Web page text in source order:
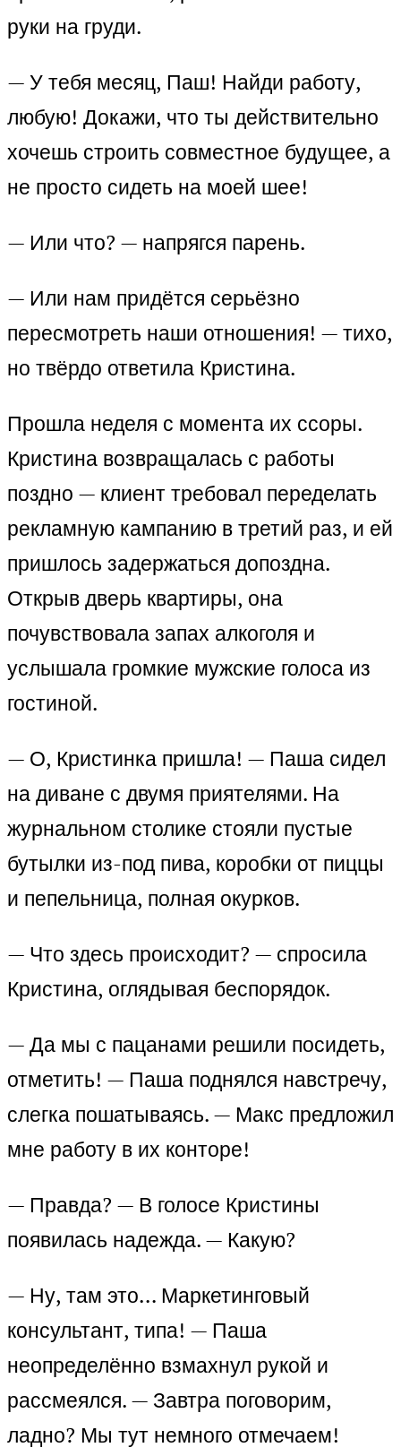
руки на груди.
— У тебя месяц, Паш! Найди работу,
любую! Докажи, что ты действительно
хочешь строить совместное будущее, а
не просто сидеть на моей шее!
— Или что? — напрягся парень.
— Или нам придётся серьёзно
пересмотреть наши отношения! — тихо,
но твёрдо ответила Кристина.
Прошла неделя с момента их ссоры.
Кристина возвращалась с работы
поздно — клиент требовал переделать
рекламную кампанию в третий раз, и ей
пришлось задержаться допоздна.
Открыв дверь квартиры, она
почувствовала запах алкоголя и
услышала громкие мужские голоса из
гостиной.
— О, Кристинка пришла! — Паша сидел
на диване с двумя приятелями. На
журнальном столике стояли пустые
бутылки из-под пива, коробки от пиццы
и пепельница, полная окурков.
— Что здесь происходит? — спросила
Кристина, оглядывая беспорядок.
— Да мы с пацанами решили посидеть,
отметить! — Паша поднялся навстречу,
слегка пошатываясь. — Макс предложил
мне работу в их конторе!
— Правда? — В голосе Кристины
появилась надежда. — Какую?
— Ну, там это… Маркетинговый
консультант, типа! — Паша
неопределённо взмахнул рукой и
рассмеялся. — Завтра поговорим,
ладно? Мы тут немного отмечаем!